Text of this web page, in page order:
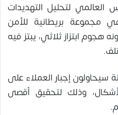
لتحليل التهديدات
مجموعة بريطانية للأمن
هجوم ابتزاز ثلاثي، يبتز فيه
سيحاولون إجبار العملاء على
وذلك لتحقيق أقصى